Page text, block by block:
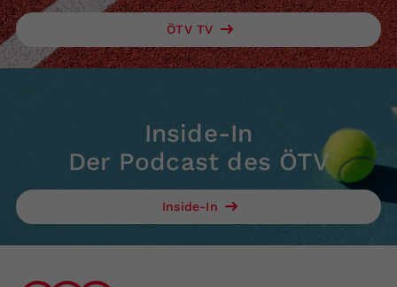
ÖTV TV
Inside-In
Der Podcast des ÖTV
Inside-In